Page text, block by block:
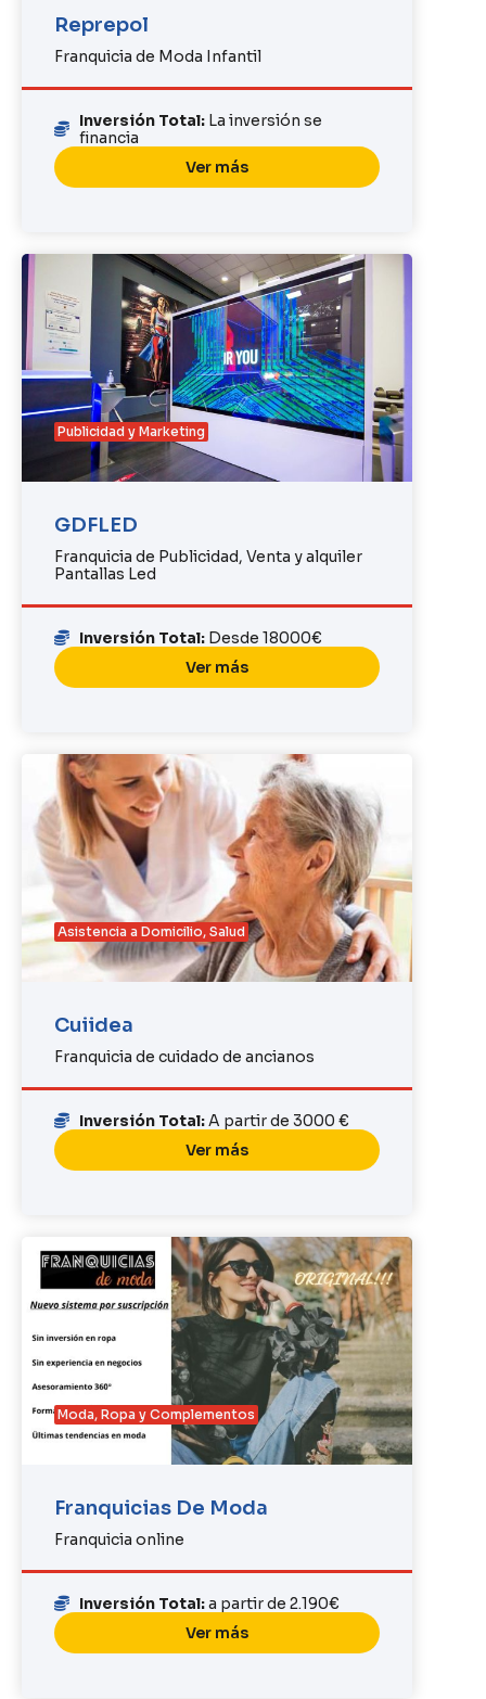
Reprepol
Franquicia de Moda Infantil
Inversión Total: La inversión se
financia
Ver más
Publicidad y Marketing
GDFLED
Franquicia de Publicidad, Venta y alquiler
Pantallas Led
Inversión Total: Desde 18000€
Ver más
Asistencia a Domicilio, Salud
Cuiidea
Franquicia de cuidado de ancianos
Inversión Total:A partir de 3000 €
Ver más
Moda, Ropa y Complementos
Franquicias De Moda
Franquicia online
Inversión Total:a partir de 2.190€
Ver más